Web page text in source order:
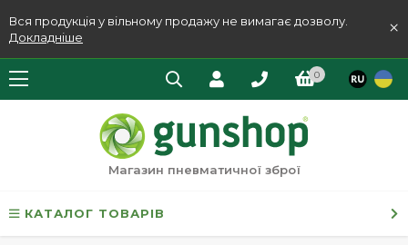
Вся продукція у вільному продажу не вимагає дозволу.
Докладніше
×
0
Магазин пневматичної зброї
КАТАЛОГ ТОВАРІВ